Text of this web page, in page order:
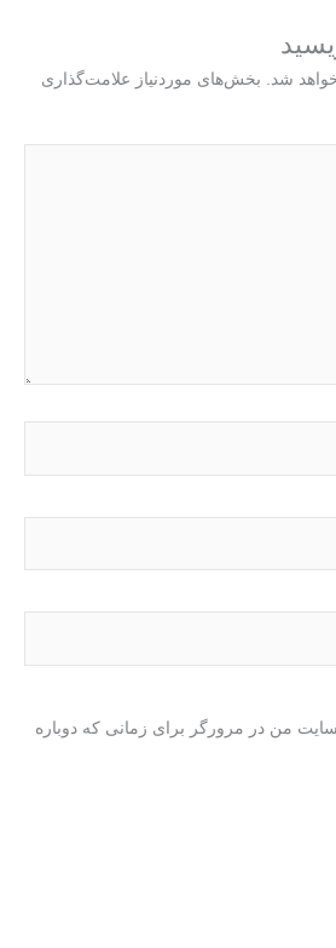
شد.
بخش‌های موردنیاز علامت‌گذاری
من در مرورگر برای زمانی که دوباره